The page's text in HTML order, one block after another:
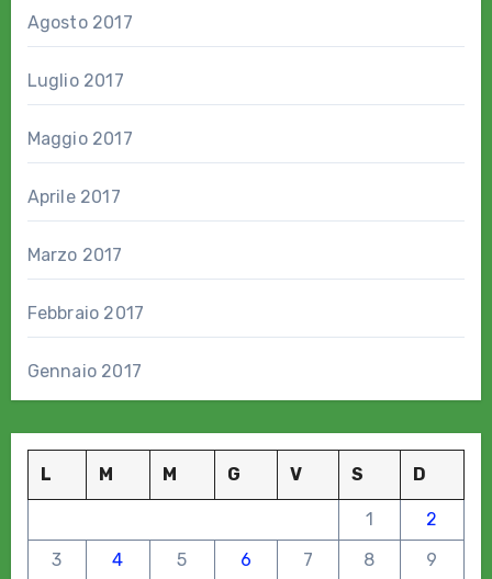
Agosto 2017
Luglio 2017
Maggio 2017
Aprile 2017
Marzo 2017
Febbraio 2017
Gennaio 2017
L M M G V S D
1
2
3
4 5 6 7 8
9